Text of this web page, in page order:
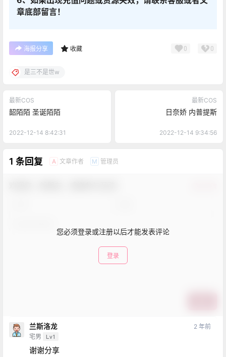
章底部留言！
海报分享 收藏 0 0
是三不是世w
最新COS
韶陌陌 圣诞陌陌
2022-12-14 8:42:31
最新COS
日奈娇 内普提斯
2022-12-14 9:34:56
1 条回复 A 文章作者 M 管理员
您必须登录或注册以后才能发表评论
登录
兰斯洛龙
宅男 Lv1
2 年前
谢谢分享